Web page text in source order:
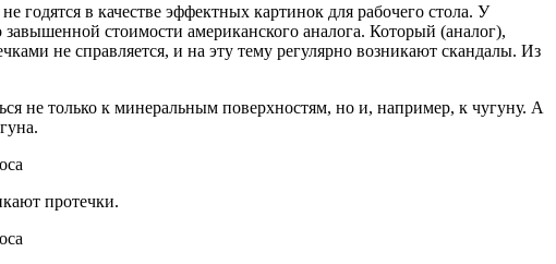
годятся в качестве эффектных картинок для рабочего стола. У
стоимости американского аналога. Который (аналог),
не справляется, и на эту тему регулярно возникают скандалы. Из
не только к минеральным поверхностям, но и, например, к чугуну. А
протечки.